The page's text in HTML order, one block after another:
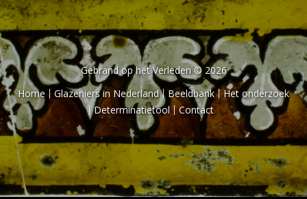
Gebrand op het Verleden © 2026
Home
Glazeniers in Nederland Beeldbank
Het onderzoek
Determinatietool
Contact